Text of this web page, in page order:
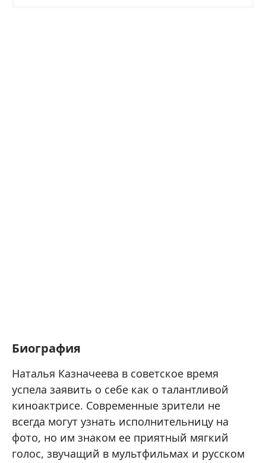
Биография
Наталья Казначеева в советское время
успела заявить о себе как о талантливой
киноактрисе. Современные зрители не
всегда могут узнать исполнительницу на
фото, но им знаком ее приятный мягкий
голос, звучащий в мультфильмах и русском